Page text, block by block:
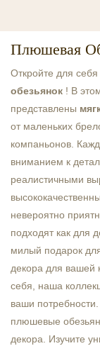
Плюшевая
Откройте для
обезьянок ! В
представлены
от маленьких
компаньонов.
вниманием к
реалистичными
невероятно
подходят как для
милый подарок
декора для вашей
себя, наша
ваши
плюшевые
декора. Изучите